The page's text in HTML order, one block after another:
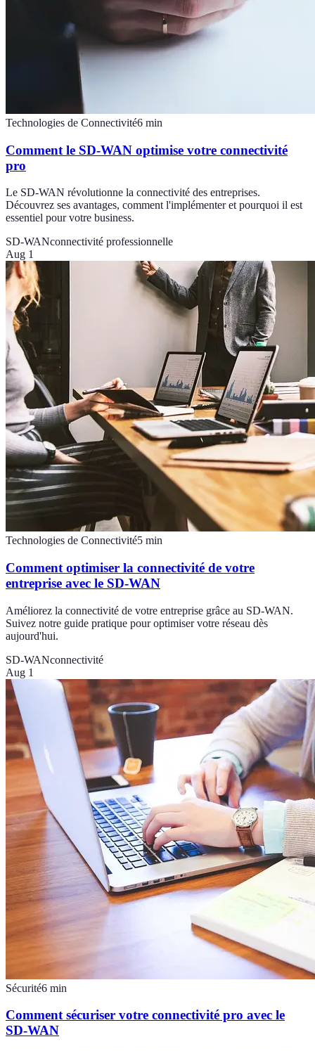
Technologies de Connectivité6 min
Comment le SD-WAN optimise votre connectivité
pro
Le SD-WAN révolutionne la connectivité des entreprises.
Découvrez ses avantages, comment l'implémenter et pourquoi il est
essentiel pour votre business.
SD-WANconnectivité professionnelle
Aug 1
Technologies de Connectivité5 min
Comment optimiser la connectivité de votre
entreprise avec le SD-WAN
Améliorez la connectivité de votre entreprise grâce au SD-WAN.
Suivez notre guide pratique pour optimiser votre réseau dès
aujourd'hui.
SD-WANconnectivité
Aug 1
Sécurité6 min
Comment sécuriser votre connectivité pro avec le
SD-WAN